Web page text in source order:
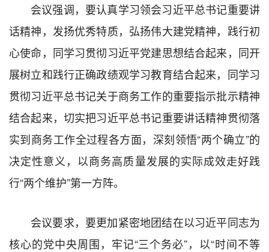
会议强调，要认真学习领会习近平总书记重要讲
话精神，发扬优秀特质，弘扬伟大建党精神，践行初
心使命，同学习贯彻习近平党建思想结合起来，同开
展树立和践行正确政绩观学习教育结合起来，同学习
贯彻习近平总书记关于商务工作的重要指示批示精神
结合起来，切实把习近平总书记重要讲话精神贯彻落
实到商务工作全过程各方面，深刻领悟“两个确立”的
决定性意义，以商务高质量发展的实际成效走好践
行“两个维护”第一方阵。
会议要求，要更加紧密地团结在以习近平同志为
核心的党中央周围，牢记“三个务必”，以“时间不等